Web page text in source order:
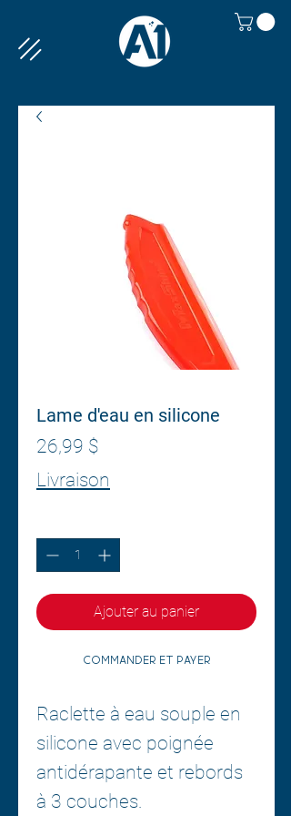
Lame d'eau en silicone
26,99 $
Livraison
Ajouter au panier
Commander et payer
Raclette à eau souple en
silicone avec poignée
antidérapante et rebords
à 3 couches.